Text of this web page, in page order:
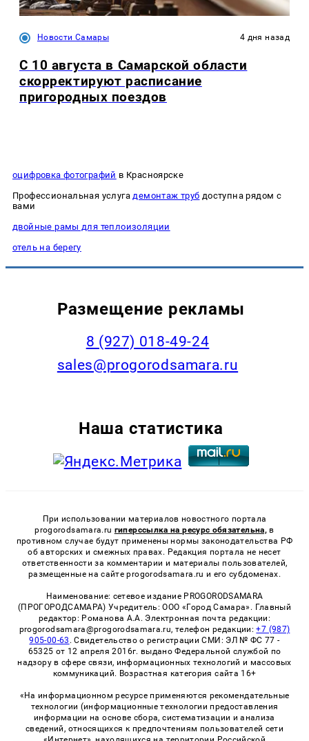
Новости Самары 4 дня назад
С 10 августа в Самарской области
скорректируют расписание
пригородных поездов
оцифровка фотографий в Красноярске
Профессиональная услуга демонтаж труб доступна рядом с
вами
двойные рамы для теплоизоляции
отель на берегу
Размещение рекламы
8 (927) 018-49-24
sales@progorodsamara.ru
Наша статистика
При использовании материалов новостного портала
progorodsamara.ru гиперссылка на ресурс обязательна, в
противном случае будут применены нормы законодательства РФ
об авторских и смежных правах. Редакция портала не несет
ответственности за комментарии и материалы пользователей,
размещенные на сайте progorodsamara.ru и его субдоменах.
Наименование: сетевое издание PROGORODSAMARA
(ПРОГОРОДСАМАРА) Учредитель: ООО «Город Самара». Главный
редактор: Романова А.А. Электронная почта редакции:
progorodsamara@progorodsamara.ru, телефон редакции:+7 (987)
905-00-63 . Свидетельство о регистрации СМИ: ЭЛ № ФС 77 -
65325 от 12 апреля 2016г. выдано Федеральной службой по
надзору в сфере связи, информационных технологий и массовых
коммуникаций. Возрастная категория сайта 16+
«На информационном ресурсе применяются рекомендательные
технологии (информационные технологии предоставления
информации на основе сбора, систематизации и анализа
сведений, относящихся к предпочтениям пользователей сети